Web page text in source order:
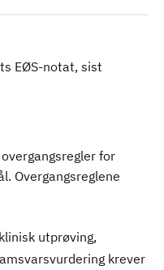
EØS-notat, sist
for
Overgangsreglene
utprøving,
krever